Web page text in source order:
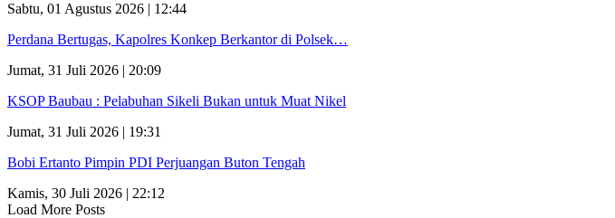
Sabtu, 01 Agustus 2026 | 12:44
Perdana Bertugas, Kapolres Konkep Berkantor di Polsek…
Jumat, 31 Juli 2026 | 20:09
KSOP Baubau : Pelabuhan Sikeli Bukan untuk Muat Nikel
Jumat, 31 Juli 2026 | 19:31
Bobi Ertanto Pimpin PDI Perjuangan Buton Tengah
Kamis, 30 Juli 2026 | 22:12
Load More Posts